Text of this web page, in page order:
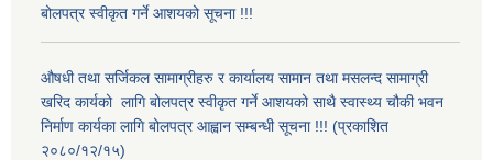
बोलपत्र स्वीकृत गर्ने आशयको सूचना !!!
औषधी तथा सर्जिकल सामाग्रीहरु र कार्यालय सामान तथा मसलन्द सामाग्री
खरिद कार्यको लागि बोलपत्र स्वीकृत गर्ने आशयको साथै स्वास्थ्य चौकी भवन
निर्माण कार्यका लागि बोलपत्र आह्वान सम्बन्धी सूचना !!! (प्रकाशित
२०८०/१२/१५)